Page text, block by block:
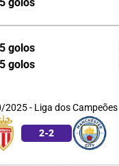
golos
golos
- Liga dos Campeões
2-2